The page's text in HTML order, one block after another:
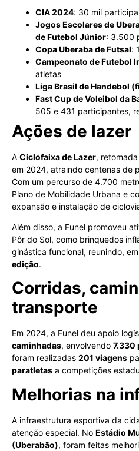
CIA 2024: 30 mil
Jogos Escolares de
de Futebol Júnior: 3.500
Copa Uberaba de Futsal:
Campeonato de Futebol
atletas
Liga Brasil de Handebol
Fast Cup de Voleibol da
505 e 431 participantes,
Ações de lazer
A Ciclofaixa de Lazer,
em 2024, atraindo centenas de
Com um percurso de 4.700
Plano de Mobilidade Urbana e
expansão e instalação de
Além disso, a Funel promoveu
Pôr do Sol, como brinquedos
ginástica funcional, reunindo,
edição.
Corridas,
transporte
Em 2024, a Funel deu apoio
caminhadas, envolvendo 7.330
foram realizadas 201 viagens
paratletas a competições
Melhorias na
A infraestrutura esportiva da
atenção especial. No Estádio
(Uberabão), foram feitas